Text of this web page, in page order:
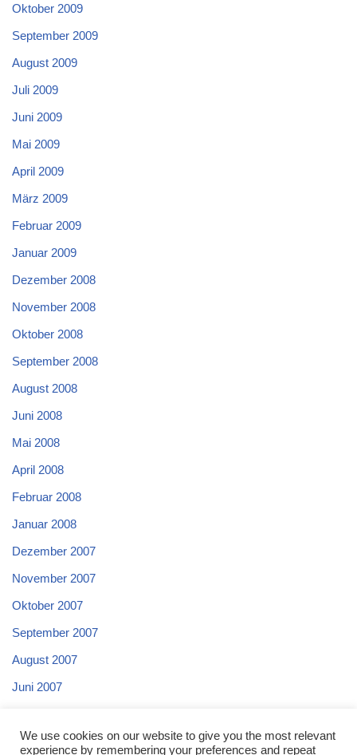
Oktober 2009
September 2009
August 2009
Juli 2009
Juni 2009
Mai 2009
April 2009
März 2009
Februar 2009
Januar 2009
Dezember 2008
November 2008
Oktober 2008
September 2008
August 2008
Juni 2008
Mai 2008
April 2008
Februar 2008
Januar 2008
Dezember 2007
November 2007
Oktober 2007
September 2007
August 2007
Juni 2007
April 2007
We use cookies on our website to give you the most relevant
experience by remembering your preferences and repeat